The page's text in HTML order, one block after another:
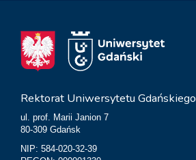
Rektorat Uniwersytetu Gdańskiego
ul. prof. Marii Janion 7
80-309 Gdańsk
NIP: 584-020-32-39